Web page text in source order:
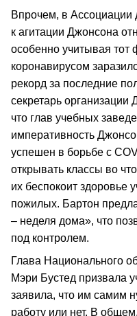
Впрочем, в Ассоциации
к агитации Джонсона
особенно учитывая тот
коронавирусом
рекорд за последние
секретарь
что глав учебных
императивность
успешен в борьбе с
открывать классы во
их беспокоит здоровье
пожилых. Бартон
– неделя дома», что
под контролем.
Глава Национального
Мэри Бустед призвала
заявила, что им самим
работу или нет. В